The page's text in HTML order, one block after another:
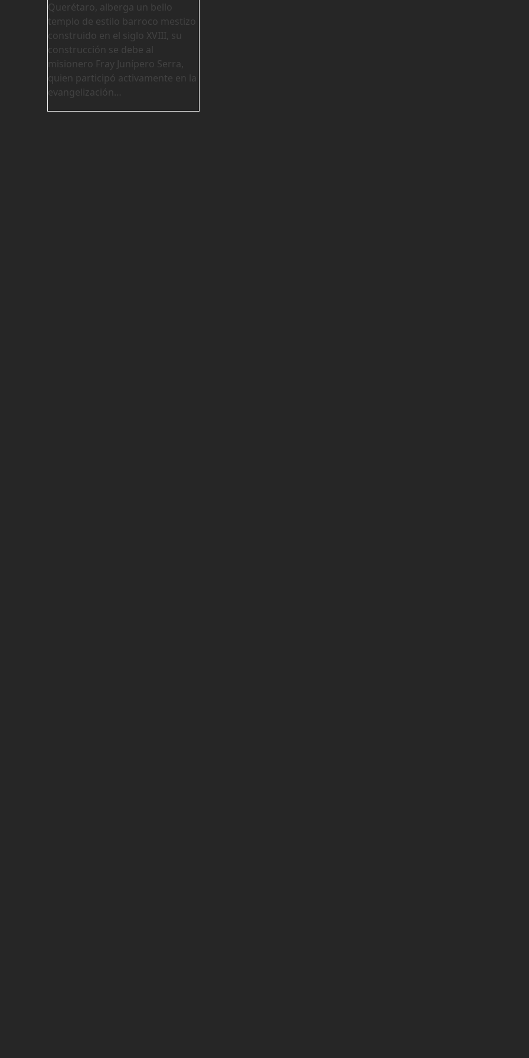
Querétaro, alberga un bello
templo de estilo barroco mestizo
construido en el siglo XVIII, su
construcción se debe al
misionero Fray Junípero Serra,
quien participó activamente en la
evangelización…